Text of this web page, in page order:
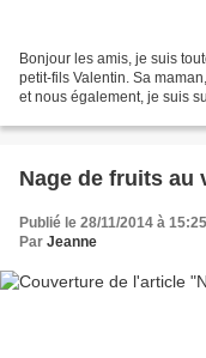
Bonjour les amis, je suis
petit-fils Valentin. Sa
et nous également, je suis
Nage de fruits au
Publié le 28/11/2014 à 15:25
Par Jeanne